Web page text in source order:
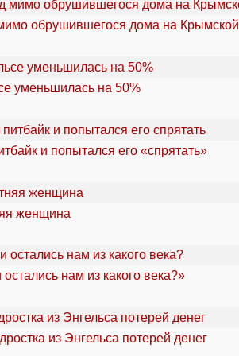
обрушившегося дома на Крымской
уменьшилась на 50%
и попытался его «спрятать»
женщина
нам из какого века?»
из Энгельса потерей денег